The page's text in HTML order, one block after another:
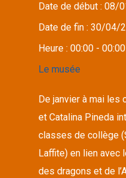
Date de début :08/
Date de fin :30/04/
Heure :00:00 - 00:00
Le musée
De janvier à mai les
et Catalina Pineda
classes de collège
Laffite) en lien avec
des dragons et de